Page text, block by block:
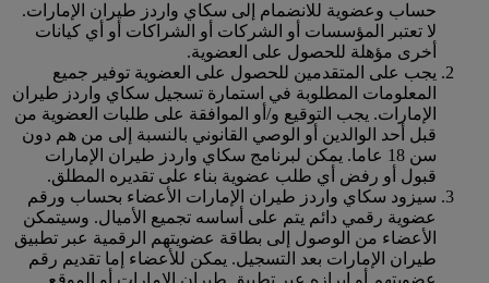
حساب وعضوية للانضمام إلى سكاي واردز طيران الإمارات.
لا تعتبر المؤسسات أو الشركات أو الشراكات أو أي كيانات
أخرى مؤهلة للحصول على العضوية.
يجب على المتقدمين للحصول على العضوية توفير جميع
المعلومات المطلوبة في استمارة تسجيل سكاي واردز طيران
الإمارات. يجب التوقيع و/أو الموافقة على طلبات العضوية من
قبل أحد الوالدين أو الوصي القانوني بالنسبة إلى من هم دون
سن 18 عاما. يمكن لبرنامج سكاي واردز طيران الإمارات
قبول أو رفض أي طلب عضوية بناء على تقديره المطلق.
سيزود سكاي واردز طيران الإمارات الأعضاء بحساب ورقم
عضوية رقمي دائم يتم على أساسه تجميع الأميال. وسيتمكن
الأعضاء من الوصول إلى بطاقة عضويتهم الرقمية عبر تطبيق
طيران الإمارات بعد التسجيل. يمكن للأعضاء إما تقديم رقم
عضويتهم أو إبرازه عبر تطبيق طيران الإمارات أو الموقع